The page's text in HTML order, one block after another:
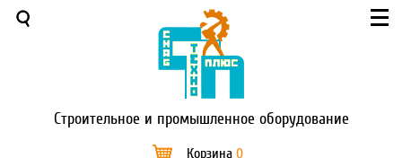
Строительное и промышленное оборудование
Корзина 0
Меню
Доставка и оплата